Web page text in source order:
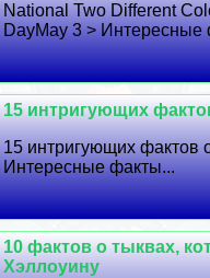
National Two Different
DayMay 3 > Интересные
15 интригующих
15 интригующих фактов
Интересные факты...
10 фактов о тыквах,
Хэллоуину